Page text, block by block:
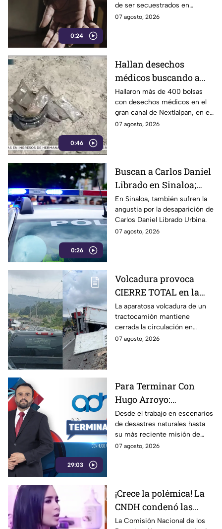
0:24
de ser secuestrados en
Valparaíso, Zacatecas.
07 agosto, 2026
0:46
Hallan desechos
médicos buscando a
menor en el Estado de
México
Hallaron más de 400 bolsas
con desechos médicos en el
gran canal de Nextlalpan, en el
Estado de México.
07 agosto, 2026
0:26
Buscan a Carlos Daniel
Librado en Sinaloa;
viajó a Mazatlán por
trabajo
En Sinaloa, también sufren la
angustia por la desaparición de
Carlos Daniel Librado Urbina.
07 agosto, 2026
Volcadura provoca
CIERRE TOTAL en la
autopista Puebla-
Orizaba HOY viernes
La aparatosa volcadura de un
tractocamión mantiene
cerrada la circulación en
ambos sentidos de la autopista
07 agosto, 2026
29:03
Para Terminar Con
Hugo Arroyo:
Rescatistas de Cruz
Roja Puebla, relatan su
trayectoria y su última
labor en Venezuela
Desde el trabajo en escenarios
de desastres naturales hasta
su más reciente misión de
apoyo en Venezuela tras los
experiencias, retos y
aprendizajes que han marcado
su trayectoria.
07 agosto, 2026
¡Crece la polémica! La
CNDH condenó las
burlas de las diputadas
La Comisión Nacional de los